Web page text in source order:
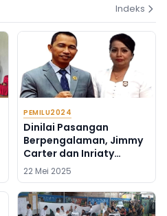
Indeks
PEMILU2024
Dinilai Pasangan
Berpengalaman, Jimmy
Carter dan Inriaty
Karawaheni Mencuat
Sebagai Cabup dan
Cawabup Barito Utara
22 Mei 2025